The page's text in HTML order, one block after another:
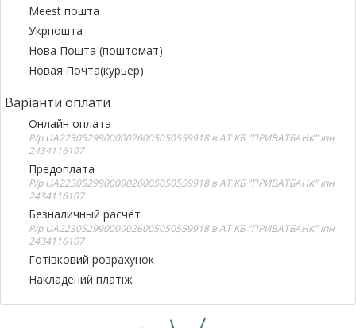
Meest пошта
Укрпошта
Нова Пошта (поштомат)
Новая Почта(курьер)
Варіанти оплати
Онлайн оплата
Р/р UA223052990000026005050559918 в АТ КБ "ПРИВАТБАНК" іпн
2434116107
Предоплата
Р/р UA223052990000026005050559918 в АТ КБ "ПРИВАТБАНК" іпн
2434116107
Безналичный расчёт
Р/р UA223052990000026005050559918 в АТ КБ "ПРИВАТБАНК" іпн
2434116107
Готівковий розрахунок
Накладений платіж